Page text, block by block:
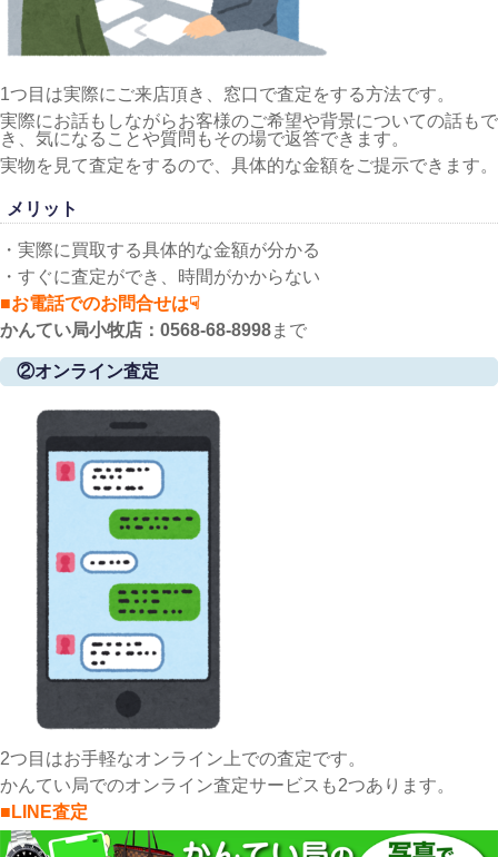
1つ目は実際にご来店頂き、窓口で査定をする方法です。
実際にお話もしながらお客様のご希望や背景についての話もで
き、気になることや質問もその場で返答できます。
実物を見て査定をするので、具体的な金額をご提示できます。
メリット
・実際に買取する具体的な金額が分かる
・すぐに査定ができ、時間がかからない
■お電話でのお問合せは☟
かんてい局小牧店：0568-68-8998まで
②オンライン査定
2つ目はお手軽なオンライン上での査定です。
かんてい局でのオンライン査定サービスも2つあります。
■LINE査定